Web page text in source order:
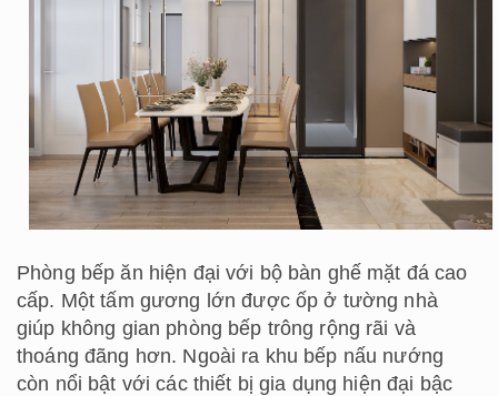
Phòng bếp ăn hiện đại với bộ bàn ghế mặt đá cao
cấp. Một tấm gương lớn được ốp ở tường nhà
giúp không gian phòng bếp trông rộng rãi và
thoáng đãng hơn. Ngoài ra khu bếp nấu nướng
còn nổi bật với các thiết bị gia dụng hiện đại bậc